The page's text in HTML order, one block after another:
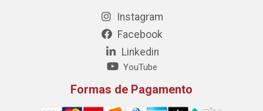
Instagram
Facebook
Linkedin
YouTube
Formas de Pagamento